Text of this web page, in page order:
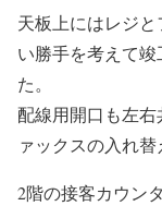
天板上にはレジ
い勝手を考えて
た。
配線用開口も左
ァックスの入れ替
2階の接客カウン